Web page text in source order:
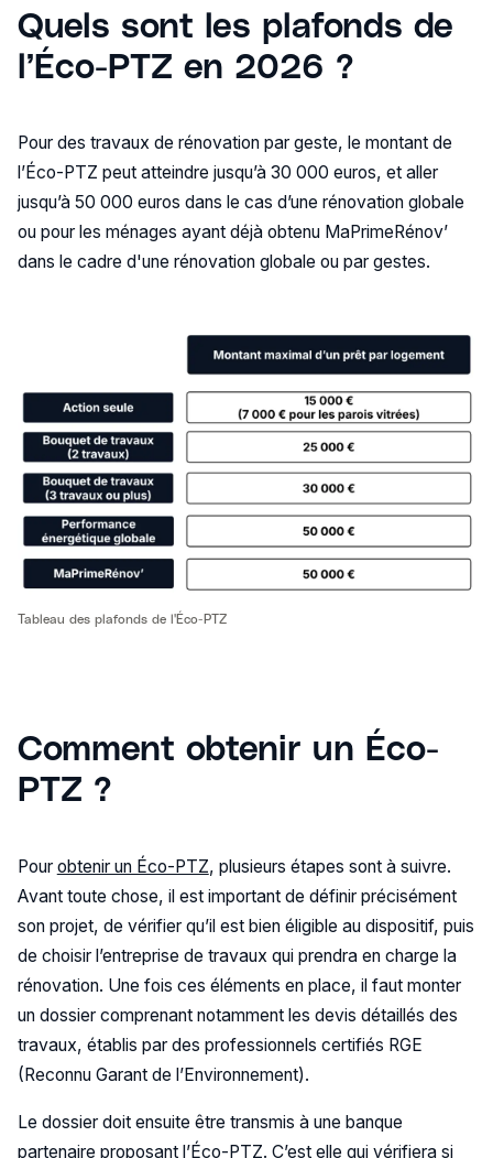
Quels sont les plafonds de
l’Éco-PTZ en 2026 ?
Pour des travaux de rénovation par geste, le montant de
l’Éco-PTZ peut atteindre jusqu’à 30 000 euros, et aller
jusqu’à 50 000 euros dans le cas d’une rénovation globale
ou pour les ménages ayant déjà obtenu MaPrimeRénov’
dans le cadre d'une rénovation globale ou par gestes.
Tableau des plafonds de l'Éco-PTZ
Comment obtenir un Éco-
PTZ ?
Pour obtenir un Éco-PTZ, plusieurs étapes sont à suivre.
Avant toute chose, il est important de définir précisément
son projet, de vérifier qu’il est bien éligible au dispositif, puis
de choisir l’entreprise de travaux qui prendra en charge la
rénovation. Une fois ces éléments en place, il faut monter
un dossier comprenant notamment les devis détaillés des
travaux, établis par des professionnels certifiés RGE
(Reconnu Garant de l’Environnement).
Le dossier doit ensuite être transmis à une banque
partenaire proposant l’Éco-PTZ. C’est elle qui vérifiera si